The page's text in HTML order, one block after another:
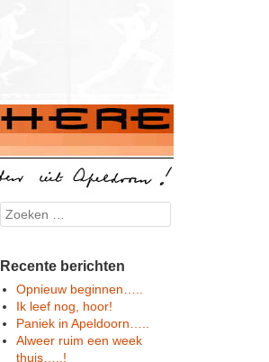
Search
Recente berichten
Opnieuw beginnen…..
Ik leef nog, hoor!
Paniek in Apeldoorn…..
Alweer ruim een week
thuis…..!